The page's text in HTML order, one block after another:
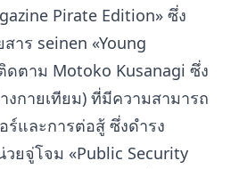
Pirate Edition» ซึ่ง
าร seinen «Young
ดตาม Motoko Kusanagi ซึ่ง
งกายเทียม) ที่มีความสามารถ
ร์และการต่อสู้ ซึ่งดำรง
ยจู่โจม «Public Security